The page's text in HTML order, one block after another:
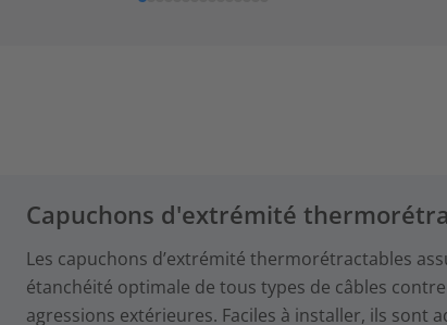
Capuchons d'extrémité
Les capuchons d’extrémité thermorétractables
étanchéité optimale de tous types de câbles
agressions extérieures. Faciles à installer, ils sont